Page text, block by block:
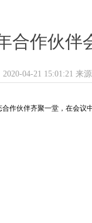
合作伙伴
2020-04-21 15:01:21 来源
作伙伴齐聚一堂，在会议